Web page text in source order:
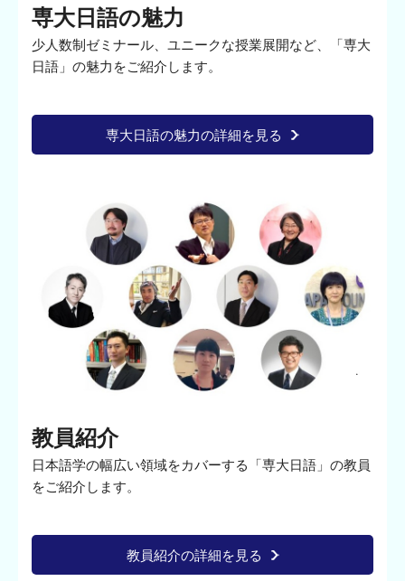
専大日語の魅力
少人数制ゼミナール、ユニークな授業展開など、「専大
日語」の魅力をご紹介します。
専大日語の魅力の詳細を見る
教員紹介
日本語学の幅広い領域をカバーする「専大日語」の教員
をご紹介します。
教員紹介の詳細を見る